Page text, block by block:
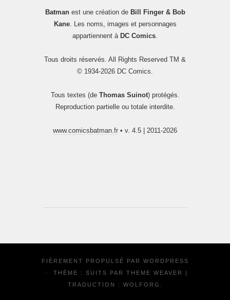
Batmanest une création de Bill Finger & Bob
Kane. Les noms, images et personnages
appartiennent à DC Comics.
Tous droits réservés. All Rights Reserved TM &
© 1934-2026 DC Comics.
Tous textes (de Thomas Suinot) protégés.
Reproduction partielle ou totale interdite.
www.comicsbatman.fr • v. 4.5 | 2011-2026
FIÈREMENT PROPULSÉ PAR WORDPRESS
·
THÈME : SUITS PAR THEME WEAVER
TRADUCTION : WOLFORG .